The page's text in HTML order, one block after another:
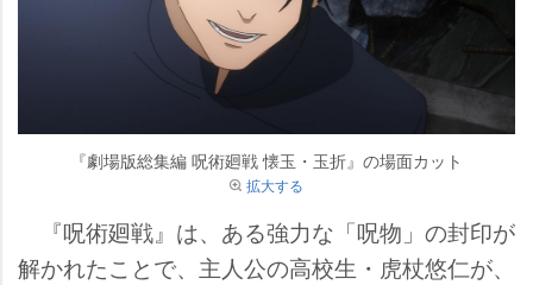
『劇場版総集編 呪術廻戦 懐玉・玉折』の場面カット
拡大する
『呪術廻戦』は、ある強力な「呪物」の封印が
解かれたことで、主人公の高校生・虎杖悠仁が、